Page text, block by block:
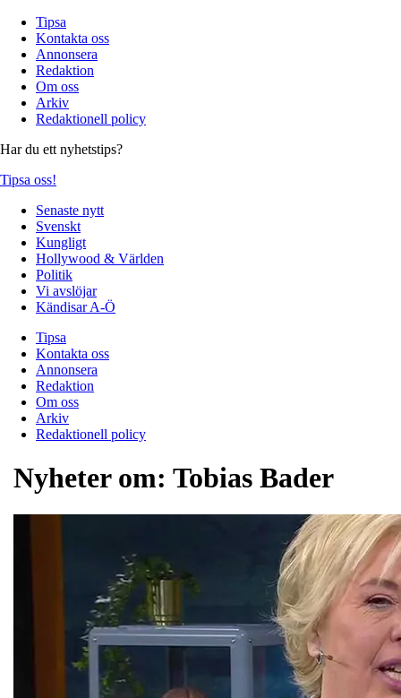
Tipsa
Kontakta oss
Annonsera
Redaktion
Om oss
Arkiv
Redaktionell policy
Har du ett nyhetstips?
Tipsa oss!
Senaste nytt
Svenskt
Kungligt
Hollywood & Världen
Politik
Vi avslöjar
Kändisar A-Ö
Tipsa
Kontakta oss
Annonsera
Redaktion
Om oss
Arkiv
Redaktionell policy
Nyheter om: Tobias Bader